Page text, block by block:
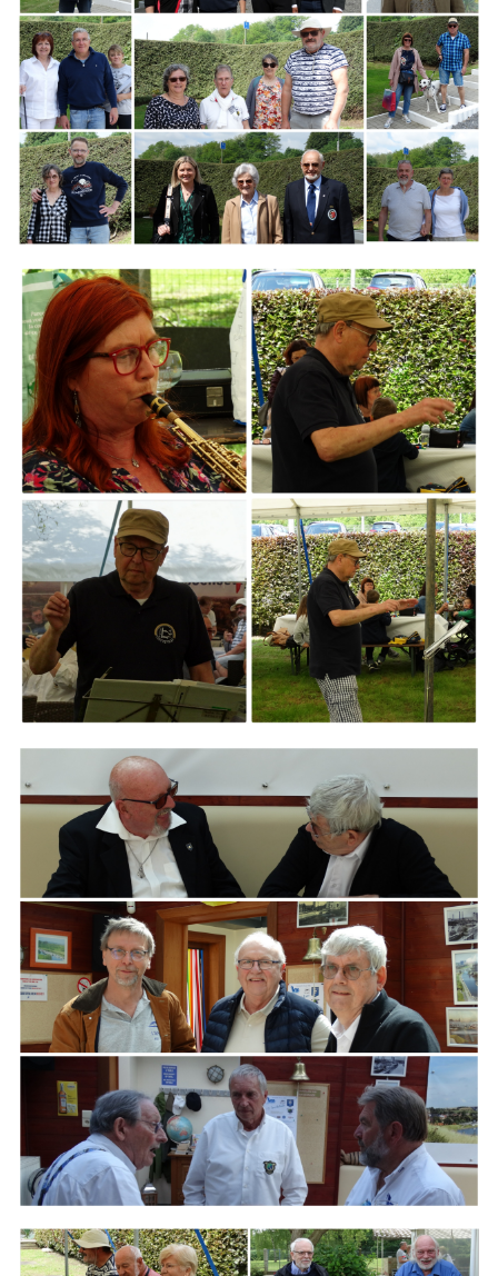
Branding
ARMCHAIR
ARMCHAIR
Branding
ARMCHAIR